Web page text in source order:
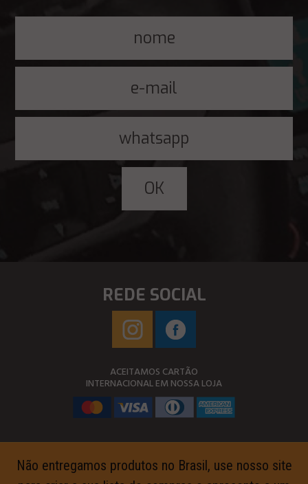
REDE SOCIAL
ACEITAMOS CARTÃO
INTERNACIONAL EM NOSSA LOJA
Não entregamos produtos no Brasil, use nosso site